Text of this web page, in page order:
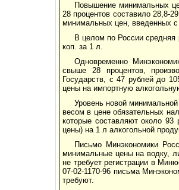
Повышение минимальных
28 процентов составило 28,8-
минимальных цен, введенных с
В целом по России средняя
коп. за 1 л.
Одновременно
свыше 28 процентов,
Государств, с 47 рублей до
цены на импортную
Уровень новой
весом в цене обязательных
которые составляют около 93
цены) на 1 л алкогольной
Письмо Минэкономики
минимальные цены на водку,
не требует регистрации в
07-02-1170-96 письма
требуют.